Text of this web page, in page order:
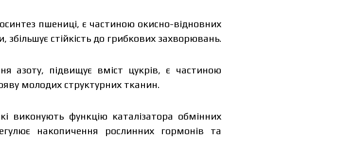
пшениці, є частиною окисно-відновних
збільшує стійкість до грибкових захворювань.
азоту, підвищує вміст цукрів, є частиною
молодих структурних тканин.
виконують функцію каталізатора обмінних
накопичення рослинних гормонів та